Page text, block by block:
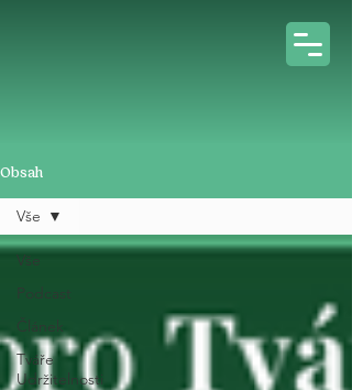
Obsah
Vše
Podcast
Článek
Tváře
Udržitelnosti
Vše